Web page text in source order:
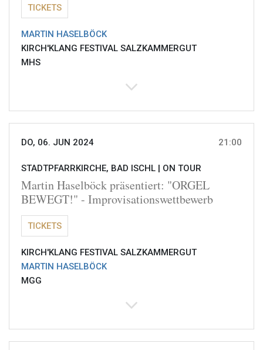
TICKETS
MARTIN HASELBÖCK
KIRCH'KLANG FESTIVAL SALZKAMMERGUT
MHS
DO, 06. JUN 2024 21:00
STADTPFARRKIRCHE, BAD ISCHL | ON TOUR
Martin Haselböck präsentiert: "ORGEL
BEWEGT!" - Improvisationswettbewerb
TICKETS
KIRCH'KLANG FESTIVAL SALZKAMMERGUT
MARTIN HASELBÖCK
MGG